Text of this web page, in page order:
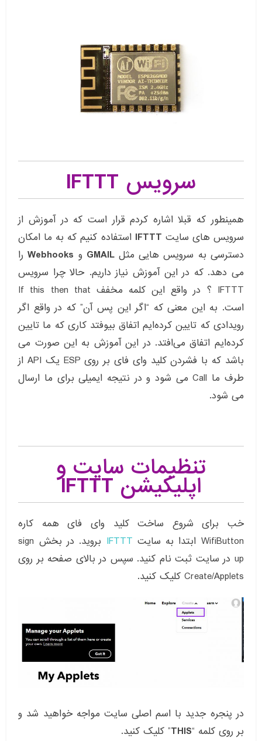
سرویس IFTTT
همینطور که قبلا اشاره کردم قرار است که در آموزش از
سرویس های سایت IFTTT استفاده کنیم که به ما امکان
دسترسی به سرویس هایی مثلGMAIL و Webhooksرا
می دهد. که در این آموزش نیاز داریم. حالا چرا سرویس
IFTTT ؟ در واقع این کلمه مخفف If this then that
است. به این معنی که “اگر این پس آن” که در واقع اگر
رویدادی که تایین کرده‌ایم اتفاق بیوفتد کاری که ما تایین
کرده‌ایم اتفاق می‌افتد. در این آموزش به این صورت می
باشد که با فشردن کلید وای فای بر روی ESP یک API از
طرف ما Call می شود و در نتیجه ایمیلی برای ما ارسال
می شود.
تنظیمات سایت و
اپلیکیشن IFTTT
خب برای شروع ساخت کلید وای فای همه کاره
WifiButton ابتدا به سایت
IFTTT
بروید. در بخش sign
up در سایت ثبت نام کنید. سپس در بالای صفحه بر روی
Create/Applets کلیک کنید.
در پنجره جدید با اسم اصلی سایت مواجه خواهید شد و
بر روی کلمه “THIS” کلیک کنید.